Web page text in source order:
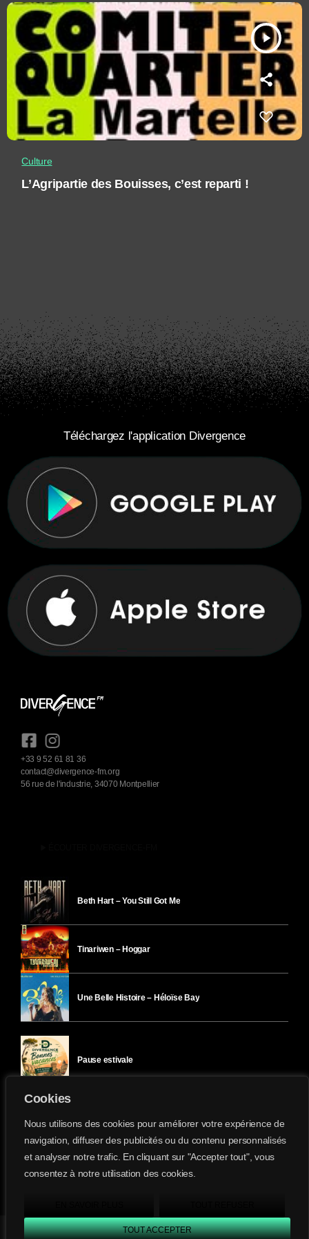
Cookies
Nous utilisons des cookies pour améliorer votre expérience de
navigation, diffuser des publicités ou du contenu personnalisés
et analyser notre trafic. En cliquant sur "Accepter tout", vous
consentez à notre utilisation des cookies.
TOUT ACCEPTER
Divergence FM
play_arrow
Culture
L’Agripartie des Bouisses, c’est reparti !
Téléchargez l'application Divergence
+33 9 52 61 81 36
contact@divergence-fm.org
56 rue de l'industrie, 34070 Montpellier
Beth Hart – You Still Got Me
Tinariwen – Hoggar
Une Belle Histoire – Héloïse Bay
Pause estivale
Ici l’Ombre – mardi 28 juillet